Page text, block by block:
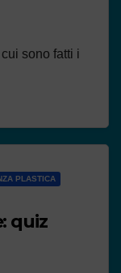
sono fatti i
PLASTICA
quiz